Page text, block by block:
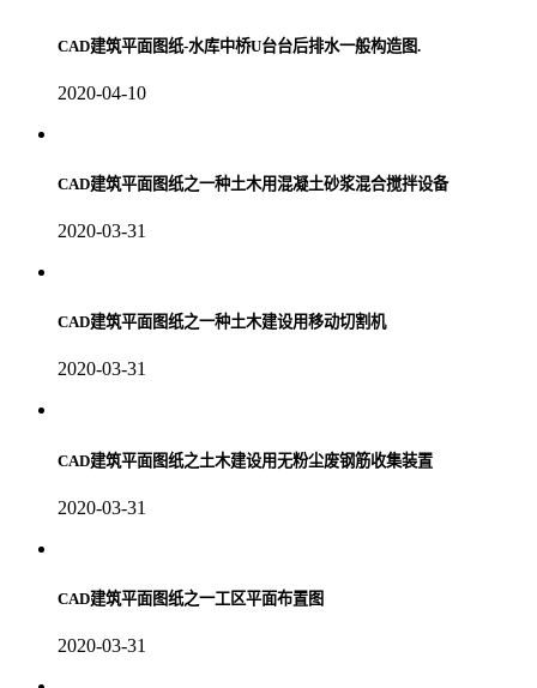
CAD建筑平面图纸-水库中桥U台台后排水一般构造图.
2020-04-10
CAD建筑平面图纸之一种土木用混凝土砂浆混合搅拌设备
2020-03-31
CAD建筑平面图纸之一种土木建设用移动切割机
2020-03-31
CAD建筑平面图纸之土木建设用无粉尘废钢筋收集装置
2020-03-31
CAD建筑平面图纸之一工区平面布置图
2020-03-31